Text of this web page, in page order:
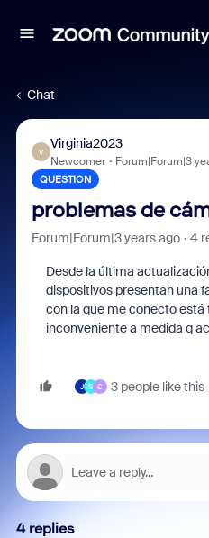
Chat
V
Virginia2023
Newcomer Forum|Forum|3
QUESTION
problemas de
Forum|Forum|3 years ago 4
Desde la última
dispositivos presentan una
con la que me conecto está
inconveniente a medida q
J S C 3 people like this
4 replies